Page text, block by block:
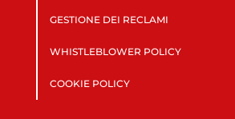
GESTIONE DEI RECLAMI
WHISTLEBLOWER POLICY
COOKIE POLICY